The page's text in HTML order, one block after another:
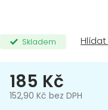
Skladem
185 Kč
152,90 Kč bez DPH